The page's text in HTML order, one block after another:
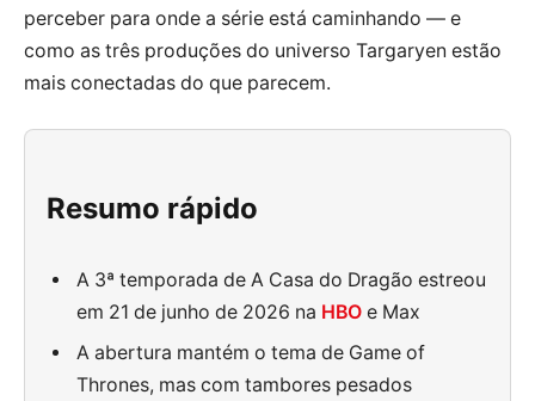
perceber para onde a série está caminhando — e
como as três produções do universo Targaryen estão
mais conectadas do que parecem.
Resumo rápido
A 3ª temporada de A Casa do Dragão estreou
em 21 de junho de 2026 na HBO e Max
A abertura mantém o tema de Game of
Thrones, mas com tambores pesados